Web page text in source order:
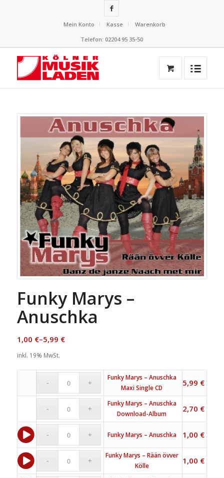
Mein Konto Kasse
Warenkorb
Telefon: 02204 95 35-50
Funky Marys –
Anuschka
1,00 €–5,99 €
inkl. 19% MwSt.
Funky Marys – Anuschka
Maxi Single CD
5,99 €
Funky Marys – Anuschka
Download-Album
2,70 €
Funky Marys – Anuschka 1,00 €
Funky Marys – Rään övver
Kölle
1,00 €